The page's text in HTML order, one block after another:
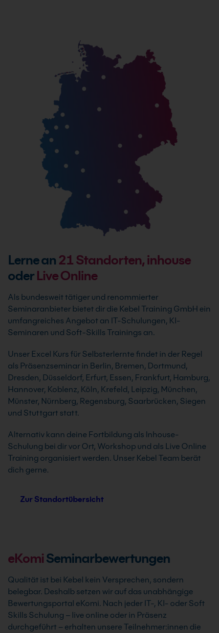
Lerne an 21Standorten, inhouse
oderLive Online
Als bundesweit tätiger und renommierter
Seminaranbieter bietet dir die Kebel Training GmbH ein
umfangreiches Angebot an IT-Schulungen, KI-
Seminaren und Soft-Skills Trainings an.
Unser Excel Kurs für Selbsterlernte findet in der Regel
als Präsenzseminar in Berlin, Bremen, Dortmund,
Dresden, Düsseldorf, Erfurt, Essen, Frankfurt, Hamburg,
Hannover, Koblenz, Köln, Krefeld, Leipzig, München,
Münster, Nürnberg, Regensburg, Saarbrücken, Siegen
und Stuttgart statt.
Alternativ kann deine Fortbildung als Inhouse-
Schulung bei dir vor Ort, Workshop und als Live Online
Training organisiert werden. Unser Kebel Team berät
dich gerne.
Zur Standortübersicht
eKomiSeminarbewertungen
Qualität ist bei Kebel kein Versprechen, sondern
belegbar. Deshalb setzen wir auf das unabhängige
Bewertungsportal eKomi. Nach jeder IT-, KI- oder Soft
Skills Schulung – live online oder in Präsenz
durchgeführt – erhalten unsere Teilnehmer:innen die